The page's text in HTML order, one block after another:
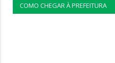
COMO CHEGAR À PREFEITURA